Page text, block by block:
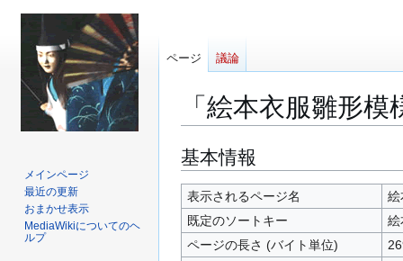
「絵本衣服雛形
ナ
ビ
ゲ
ー
シ
検
索
に
移
動
基本情報
表示されるページ名
絵
既定のソートキー
絵
ページの長さ (バイト単位)
ページ 議論
メインページ
最近の更新
おまかせ表示
MediaWikiについてのヘ
ルプ